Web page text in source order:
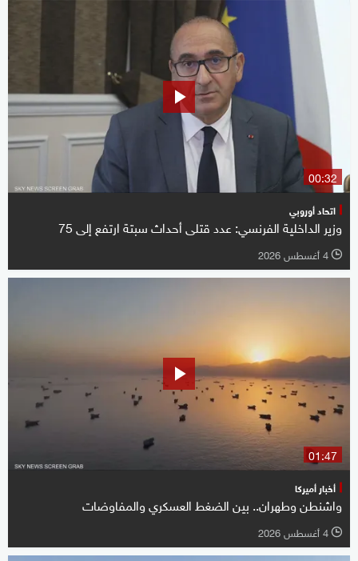
00:32
اتحاد أوروبي
وزير الداخلية الفرنسي: عدد قتلى أحداث سبتة ارتفع ‌إلى 75
l 4 أغسطس 2026
01:47
أخبار أميركا
واشنطن وطهران.. بين الضغط العسكري والمفاوضات
l 4 أغسطس 2026